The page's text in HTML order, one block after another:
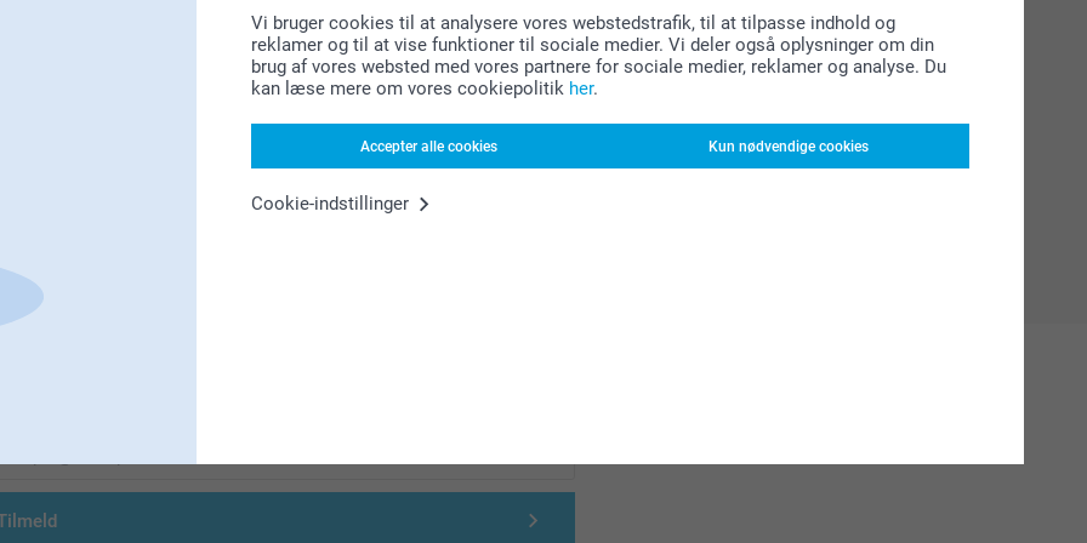
Vi bruger cookies til at analysere vores webstedstrafik, til at tilpasse indhold og
reklamer og til at vise funktioner til sociale medier. Vi deler også oplysninger om din
brug af vores websted med vores partnere for sociale medier, reklamer og analyse. Du
kan læse mere om vores cookiepolitik her.
Accepter alle cookies Kun nødvendige cookies
Cookie-indstillinger
Leder du efter inspiration?